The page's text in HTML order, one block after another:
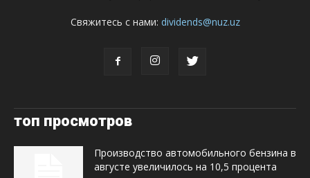
Свяжитесь с нами: dividends@nuz.uz
топ просмотров
Производство автомобильного бензина в
августе увеличилось на 10,5 процента